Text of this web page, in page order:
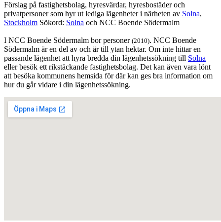
Förslag på fastighetsbolag, hyresvärdar, hyresbostäder och
privatpersoner som hyr ut lediga lägenheter i närheten av Solna,
Stockholm Sökord: Solna och NCC Boende Södermalm
I NCC Boende Södermalm bor personer (2010). NCC Boende
Södermalm är en del av och är till ytan hektar. Om inte hittar en
passande lägenhet att hyra bredda din lägenhetssökning till Solna
eller besök ett rikstäckande fastighetsbolag. Det kan även vara lönt
att besöka kommunens hemsida för där kan ges bra information om
hur du går vidare i din lägenhetssökning.